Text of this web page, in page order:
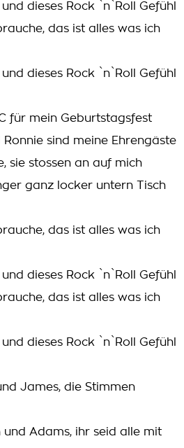
dieses Rock `n`Roll Gefühl
das ist alles was ich
dieses Rock `n`Roll Gefühl
für mein Geburtstagsfest
Ronnie sind meine Ehrengäste
sie stossen an auf mich
ganz locker untern Tisch
das ist alles was ich
dieses Rock `n`Roll Gefühl
das ist alles was ich
dieses Rock `n`Roll Gefühl
James, die Stimmen
und Adams, ihr seid alle mit